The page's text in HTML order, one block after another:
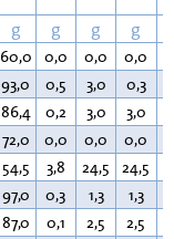
g g g g
60,0 0,0 0,0 0,0
93,0 0,5 3,0 0,3
86,4 0,2 3,0 3,0
72,0 0,0 0,0 0,0
54,5 3,8 24,5 24,5
97,0 0,3 1,3 1,3
87,0 0,1 2,5 2,5